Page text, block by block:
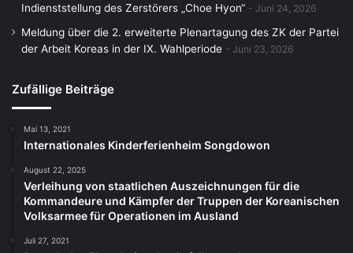
Indienststellung des Zerstörers „Choe Hyon“
Juni 24, 2026
Meldung über die 2. erweiterte Plenartagung des ZK der Partei
der Arbeit Koreas in der IX. Wahlperiode
Juni 23, 2026
Zufällige Beiträge
Mai 13, 2021
Internationales Kinderferienheim Songdowon
August 22, 2025
Verleihung von staatlichen Auszeichnungen für die
Kommandeure und Kämpfer der Truppen der Koreanischen
Volksarmee für Operationen im Ausland
Juli 27, 2021